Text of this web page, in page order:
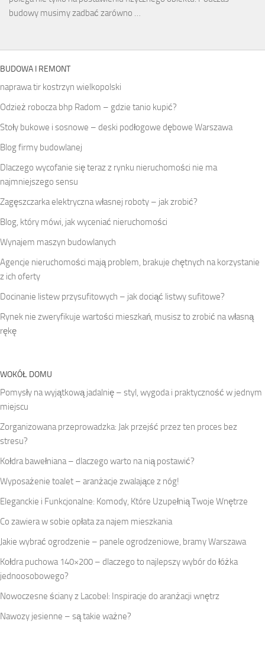
budowy musimy zadbać zarówno …
BUDOWA I REMONT
naprawa tir kostrzyn wielkopolski
Odzież robocza bhp Radom – gdzie tanio kupić?
Stoły bukowe i sosnowe – deski podłogowe dębowe Warszawa
Blog firmy budowlanej
Dlaczego wycofanie się teraz z rynku nieruchomości nie ma
najmniejszego sensu
Zagęszczarka elektryczna własnej roboty – jak zrobić?
Blog, który mówi, jak wyceniać nieruchomości
Wynajem maszyn budowlanych
Agencje nieruchomości mają problem, brakuje chętnych na korzystanie
z ich oferty
Docinanie listew przysufitowych – jak dociąć listwy sufitowe?
Rynek nie zweryfikuje wartości mieszkań, musisz to zrobić na własną
rękę
WOKÓŁ DOMU
Pomysły na wyjątkową jadalnię – styl, wygoda i praktyczność w jednym
miejscu
Zorganizowana przeprowadzka: Jak przejść przez ten proces bez
stresu?
Kołdra bawełniana – dlaczego warto na nią postawić?
Wyposażenie toalet – aranżacje zwalające z nóg!
Eleganckie i Funkcjonalne: Komody, Które Uzupełnią Twoje Wnętrze
Co zawiera w sobie opłata za najem mieszkania
Jakie wybrać ogrodzenie – panele ogrodzeniowe, bramy Warszawa
Kołdra puchowa 140×200 – dlaczego to najlepszy wybór do łóżka
jednoosobowego?
Nowoczesne ściany z Lacobel: Inspiracje do aranżacji wnętrz
Nawozy jesienne – są takie ważne?